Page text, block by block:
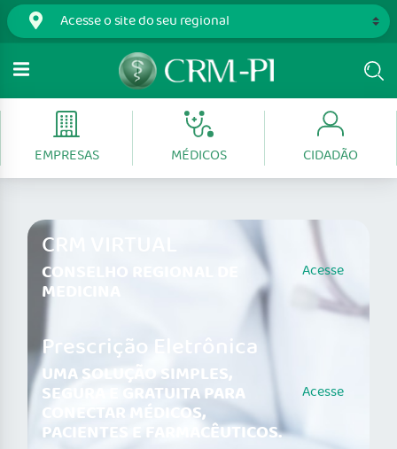
EMPRESAS MÉDICOS CIDADÃO
CRM VIRTUAL
CONSELHO REGIONAL DE
MEDICINA
Acesse
Prescrição Eletrônica
UMA SOLUÇÃO SIMPLES,
SEGURA E GRATUITA PARA
CONECTAR MÉDICOS,
PACIENTES E FARMACÊUTICOS.
Acesse